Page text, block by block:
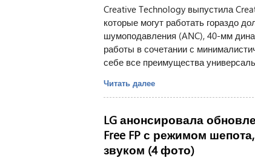
Creative Technology выпустила
которые могут работать гораздо
шумоподавления (ANC), 40-мм
работы в сочетании с
себе все преимущества
Читать далее
LG анонсировала
Free FP с режимом
звуком (4 фото)